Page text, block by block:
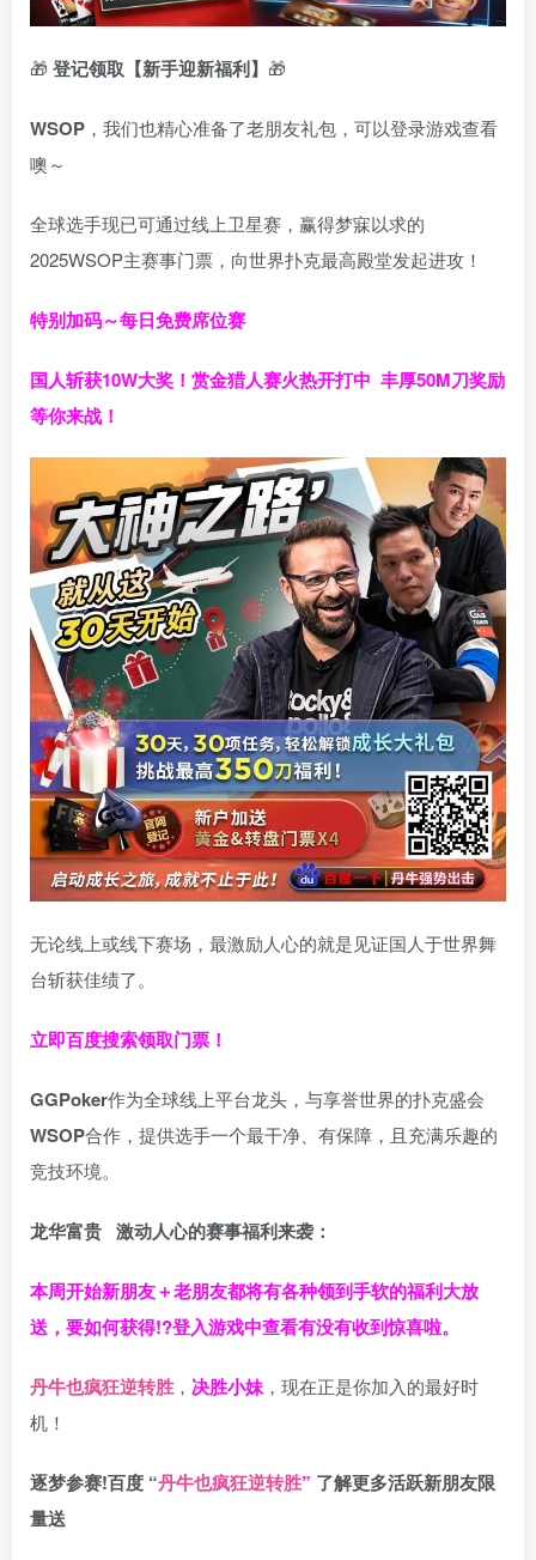
🎁 登记领取【新手迎新福利】 🎁
WSOP ，我们也精心准备了老朋友礼包，可以登录游戏查看
噢～
全球选手现已可通过线上卫星赛，赢得梦寐以求的
2025WSOP主赛事门票，向世界扑克最高殿堂发起进攻！
特别加码～每日免费席位赛
国人斩获10W大奖！ 赏金猎人赛火热开打中 丰厚50M刀奖励
等你来战！
无论线上或线下赛场，最激励人心的就是见证国人于世界舞
台斩获佳绩了。
立即百度搜索领取门票！
GGPoker作为全球线上平台龙头，与享誉世界的扑克盛会
WSOP合作，提供选手一个最干净、有保障，且充满乐趣的
竞技环境。
龙华富贵 激动人心的赛事福利来袭：
本周开始新朋友＋老朋友都将有各种领到手软的福利大放
送，要如何获得!?登入游戏中查看有没有收到惊喜啦。
丹牛也疯狂逆转胜 ， 决胜小妹 ，现在正是你加入的最好时
机！
逐梦参赛!百度 “丹牛也疯狂逆转胜” 了解更多活跃新朋友限
量送